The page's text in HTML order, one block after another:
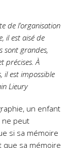
de l’organisation
il est aisé de
sont grandes,
précises. À
il est impossible
Lieury
un enfant
ne peut
si sa mémoire
que sa mémoire